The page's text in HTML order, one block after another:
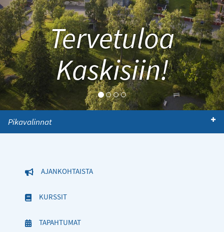
Tervetuloa
Kaskisiin!
Pikavalinnat
AJANKOHTAISTA
KURSSIT
TAPAHTUMAT